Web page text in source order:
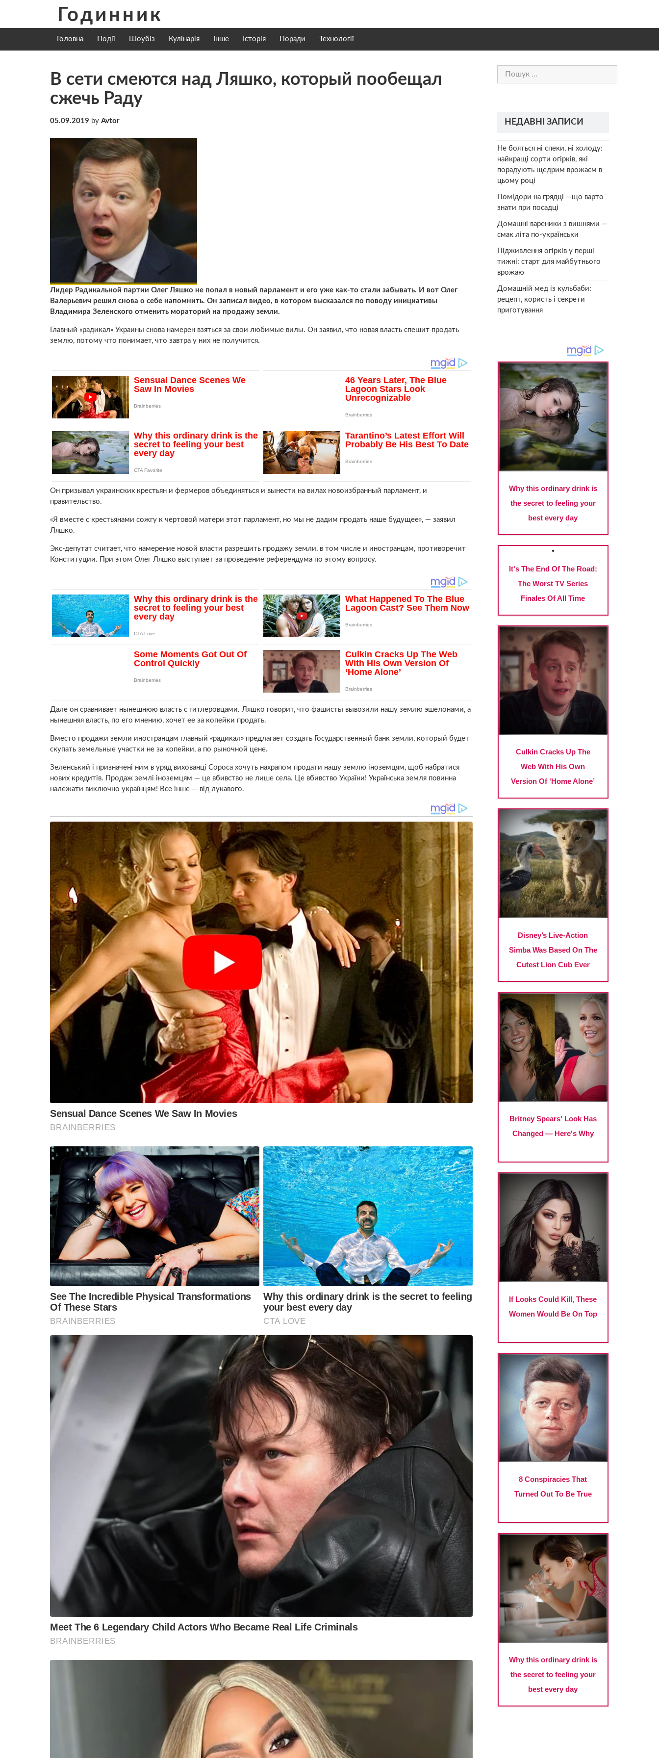
content
Годинник
Головна Події Шоубіз Кулінарія Інше Історія Поради Технології
В сети смеются над Ляшко, который пообещал
сжечь Раду
05.09.2019 by Avtor
Лидер Радикальной партии Олег Ляшко не попал в новый парламент и его уже как-то стали забывать. И вот Олег
Валерьевич решил снова о себе напомнить. Он записал видео, в котором высказался по поводу инициативы
Владимира Зеленского отменить мораторий на продажу земли.
Главный «радикал» Украины снова намерен взяться за свои любимые вилы. Он заявил, что новая власть спешит продать
землю, потому что понимает, что завтра у них не получится.
Он призывал украинских крестьян и фермеров объединяться и вынести на вилах новоизбранный парламент, и
правительство.
«Я вместе с крестьянами сожгу к чертовой матери этот парламент, но мы не дадим продать наше будущее», — заявил
Ляшко.
Экс-депутат считает, что намерение новой власти разрешить продажу земли, в том числе и иностранцам, противоречит
Конституции. При этом Олег Ляшко выступает за проведение референдума по этому вопросу.
Дале он сравнивает нынешнюю власть с гитлеровцами. Ляшко говорит, что фашисты вывозили нашу землю эшелонами, а
нынешняя власть, по его мнению, хочет ее за копейки продать.
Вместо продажи земли иностранцам главный «радикал» предлагает создать Государственный банк земли, который будет
скупать земельные участки не за копейки, а по рыночной цене.
Зеленський і призначені ним в уряд вихованці Сороса хочуть нахрапом продати нашу землю іноземцям, щоб набратися
нових кредитів. Продаж землі іноземцям — це вбивство не лише села. Це вбивство України! Українська земля повинна
належати виключно українцям! Все інше — від лукавого.
Пошук:
НЕДАВНІ ЗАПИСИ
Не бояться ні спеки, ні холоду:
найкращі сорти огірків, які
порадують щедрим врожаєм в
цьому році
Помідори на грядці —що варто
знати при посадці
Домашні вареники з вишнями —
смак літа по-українськи
Підживлення огірків у перші
тижні: старт для майбутнього
врожаю
Домашній мед із кульбаби:
рецепт, користь і секрети
приготування